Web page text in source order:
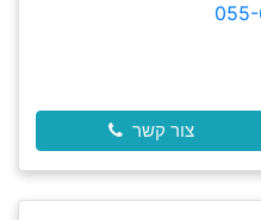
צור קשר